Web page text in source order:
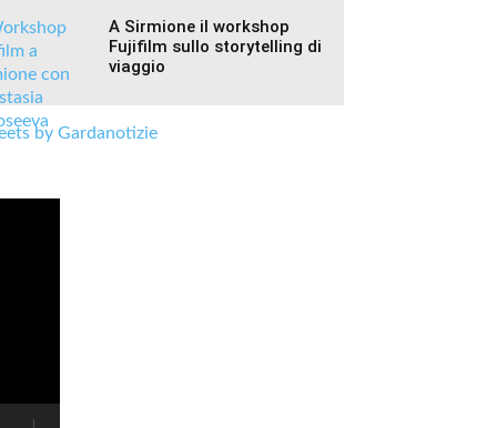
A Sirmione il workshop
Fujifilm sullo storytelling di
viaggio
by Gardanotizie